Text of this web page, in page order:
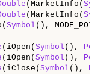
(MarketInfo(
(MarketInfo(
Symbol
(iOpen( Symbol (),
(iOpen( Symbol (),
(iClose( Symbol (),